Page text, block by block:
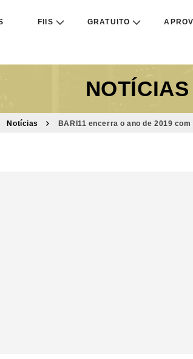
FIIS GRATUITO
NOTÍCIAS
Notícias BARI11 encerra o ano de 2019